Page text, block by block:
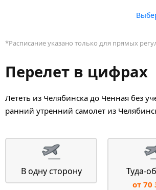
*Расписание указано только для прямых
Перелет в цифрах
Лететь из Челябинска до Ченная без
ранний утренний самолет из
В одну сторону Туда-
от 70